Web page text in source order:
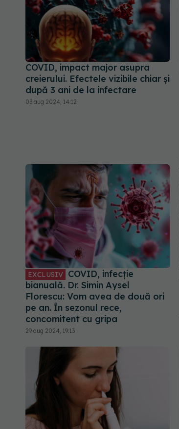
COVID, impact major asupra
creierului. Efectele vizibile chiar și
după 3 ani de la infectare
03 aug 2024, 14:12
EXCLUSIV
COVID, infecție
bianuală. Dr. Simin Aysel
Florescu: Vom avea de două ori
pe an. În sezonul rece,
concomitent cu gripa
29 aug 2024, 19:13